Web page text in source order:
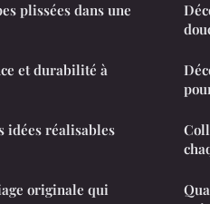
plissées dans une
et durabilité à
idées réalisables
originale qui